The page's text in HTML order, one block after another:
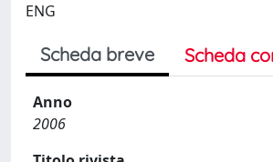
ENG
Scheda breve Scheda
Anno
2006